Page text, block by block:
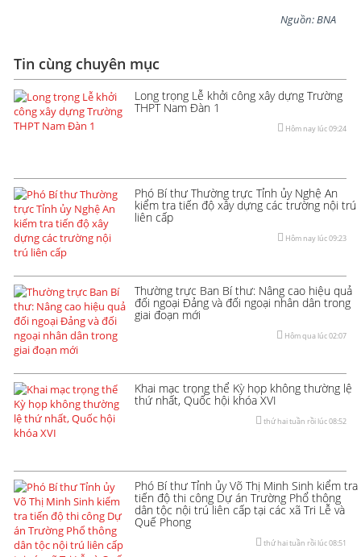
Nguồn: BNA
Tin cùng chuyên mục
Long trọng Lễ khởi công xây dựng Trường
THPT Nam Đàn 1
Hôm nay lúc 09:24
Phó Bí thư Thường trực Tỉnh ủy Nghệ An
kiểm tra tiến độ xây dựng các trường nội trú
liên cấp
Hôm nay lúc 09:23
Thường trực Ban Bí thư: Nâng cao hiệu quả
đối ngoại Đảng và đối ngoại nhân dân trong
giai đoạn mới
Hôm qua lúc 02:07
Khai mạc trọng thể Kỳ họp không thường lệ
thứ nhất, Quốc hội khóa XVI
thứ hai tuần rồi lúc 08:52
Phó Bí thư Tỉnh ủy Võ Thị Minh Sinh kiểm tra
tiến độ thi công Dự án Trường Phổ thông
dân tộc nội trú liên cấp tại các xã Tri Lễ và
Quế Phong
thứ hai tuần rồi lúc 08:51